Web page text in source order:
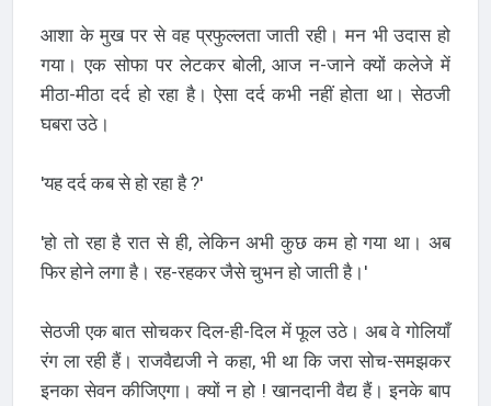
आशा के मुख पर से वह प्रफुल्लता जाती रही। मन भी उदास हो
गया। एक सोफा पर लेटकर बोली, आज न-जाने क्यों कलेजे में
मीठा-मीठा दर्द हो रहा है। ऐसा दर्द कभी नहीं होता था। सेठजी
घबरा उठे।
'यह दर्द कब से हो रहा है ?'
'हो तो रहा है रात से ही, लेकिन अभी कुछ कम हो गया था। अब
फिर होने लगा है। रह-रहकर जैसे चुभन हो जाती है।'
सेठजी एक बात सोचकर दिल-ही-दिल में फूल उठे। अब वे गोलियाँ
रंग ला रही हैं। राजवैद्यजी ने कहा, भी था कि जरा सोच-समझकर
इनका सेवन कीजिएगा। क्यों न हो ! खानदानी वैद्य हैं। इनके बाप